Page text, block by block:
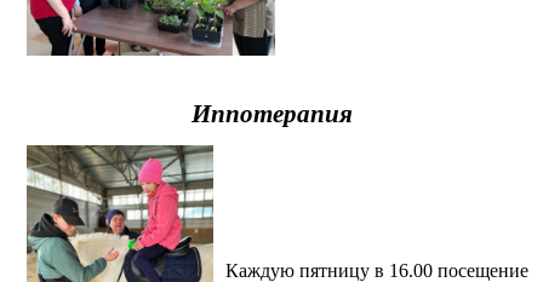
Иппотерапия
Каждую пятницу в 16.00 посещение